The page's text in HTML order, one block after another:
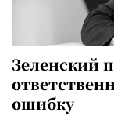
Зеленский
ошибку